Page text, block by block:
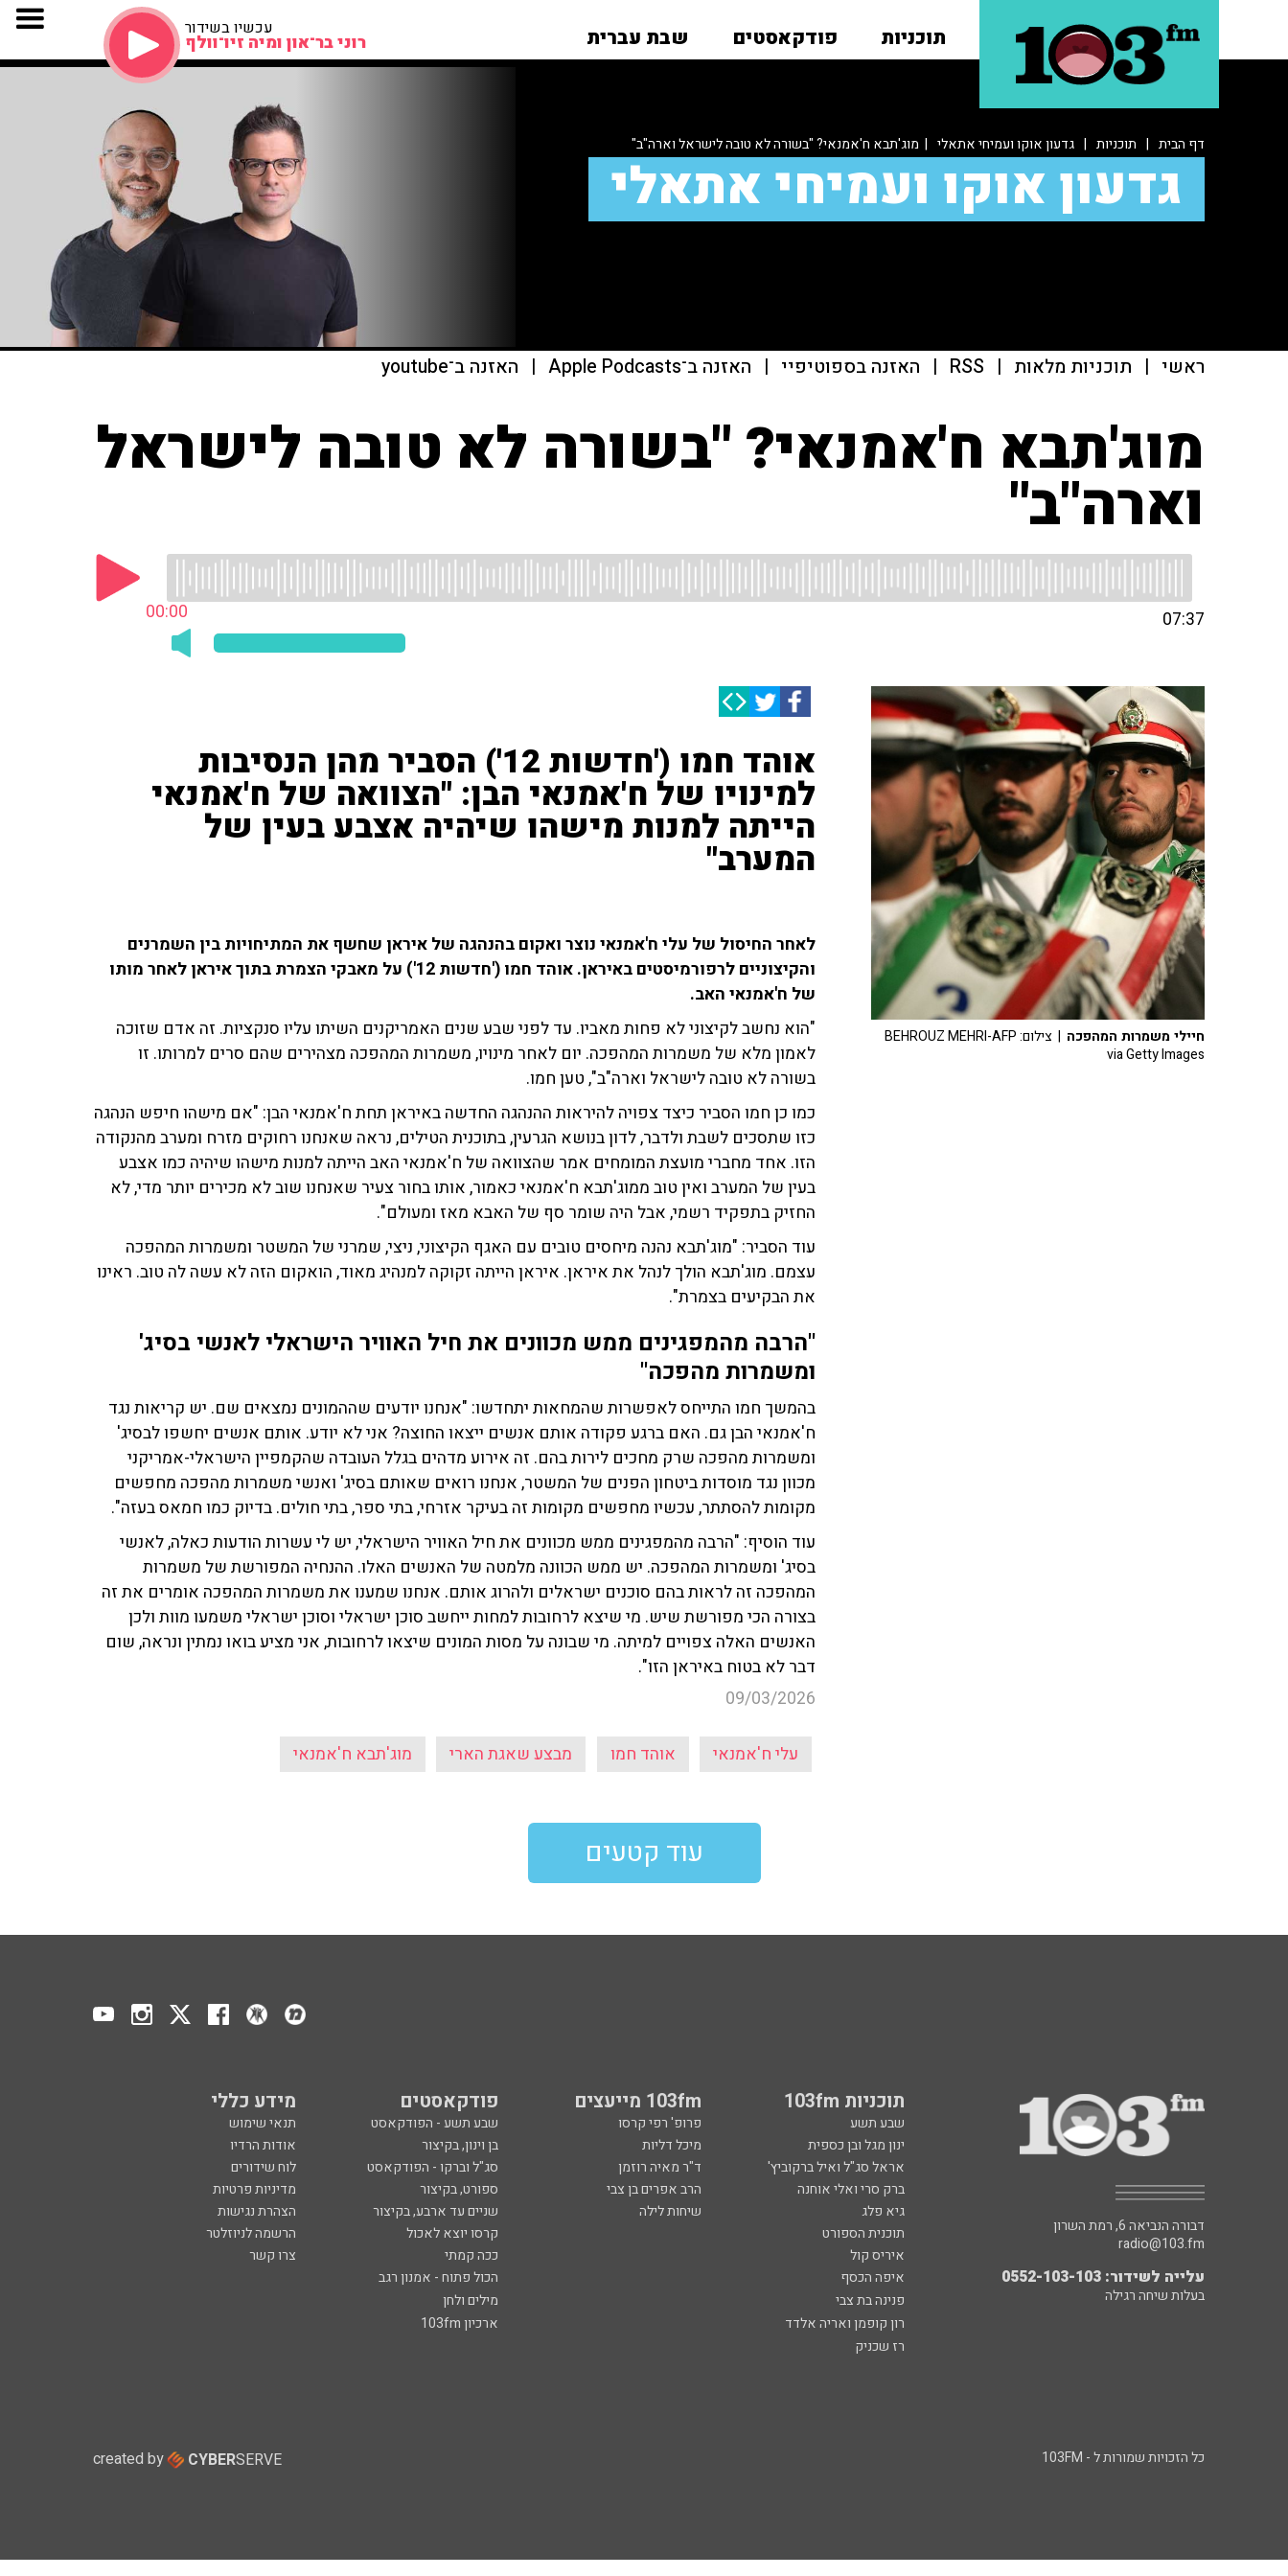
תוכניות פודקאסטים שבת עברית עכשיו בשידור
רוני בר־און ומיה זיו־וולף
דף הבית | תוכניות | גדעון אוקו ועמיחי אתאלי | מוג'תבא ח'אמנאי? "בשורה לא טובה לישראל וארה"ב"
גדעון אוקו ועמיחי אתאלי
ראשי | תוכניות מלאות |
RSS
| האזנה בספוטיפיי | האזנה ב־Apple Podcasts | האזנה ב־youtube
מוג'תבא ח'אמנאי? "בשורה לא טובה לישראל
וארה"ב"
00:00 07:37
אוהד חמו ('חדשות 12') הסביר מהן הנסיבות
למינויו של ח'אמנאי הבן: "הצוואה של ח'אמנאי
הייתה למנות מישהו שיהיה אצבע בעין של
המערב"
לאחר החיסול של עלי ח'אמנאי נוצר ואקום בהנהגה של איראן שחשף את המתיחויות בין השמרנים
והקיצוניים לרפורמיסטים באיראן. אוהד חמו ('חדשות 12') על מאבקי הצמרת בתוך איראן לאחר מותו
של ח'אמנאי האב.
"הוא נחשב לקיצוני לא פחות מאביו. עד לפני שבע שנים האמריקנים השיתו עליו סנקציות. זה אדם שזוכה
לאמון מלא של משמרות המהפכה. יום לאחר מינויו, משמרות המהפכה מצהירים שהם סרים למרותו. זו
בשורה לא טובה לישראל וארה"ב", טען חמו.
כמו כן חמו הסביר כיצד צפויה להיראות ההנהגה החדשה באיראן תחת ח'אמנאי הבן: "אם מישהו חיפש הנהגה
כזו שתסכים לשבת ולדבר, לדון בנושא הגרעין, בתוכנית הטילים, נראה שאנחנו רחוקים מזרח ומערב מהנקודה
הזו. אחד מחברי מועצת המומחים אמר שהצוואה של ח'אמנאי האב הייתה למנות מישהו שיהיה כמו אצבע
בעין של המערב ואין טוב ממוג'תבא ח'אמנאי כאמור, אותו בחור צעיר שאנחנו שוב לא מכירים יותר מדי, לא
החזיק בתפקיד רשמי, אבל היה שומר סף של האבא מאז ומעולם".
עוד הסביר: "מוג'תבא נהנה מיחסים טובים עם האגף הקיצוני, ניצי, שמרני של המשטר ומשמרות המהפכה
עצמם. מוג'תבא הולך לנהל את איראן. איראן הייתה זקוקה למנהיג מאוד, הואקום הזה לא עשה לה טוב. ראינו
את הבקיעים בצמרת".
"הרבה מהמפגינים ממש מכוונים את חיל האוויר הישראלי לאנשי בסיג'
ומשמרות מהפכה"
בהמשך חמו התייחס לאפשרות שהמחאות יתחדשו: "אנחנו יודעים שההמונים נמצאים שם. יש קריאות נגד
ח'אמנאי הבן גם. האם ברגע פקודה אותם אנשים ייצאו החוצה? אני לא יודע. אותם אנשים יחשפו לבסיג'
ומשמרות מהפכה שרק מחכים לירות בהם. זה אירוע מדהים בגלל העובדה שהקמפיין הישראלי-אמריקני
מכוון נגד מוסדות ביטחון הפנים של המשטר, אנחנו רואים שאותם בסיג' ואנשי משמרות מהפכה מחפשים
מקומות להסתתר, עכשיו מחפשים מקומות זה בעיקר אזרחי, בתי ספר, בתי חולים. בדיוק כמו חמאס בעזה".
עוד הוסיף: "הרבה מהמפגינים ממש מכוונים את חיל האוויר הישראלי, יש לי עשרות הודעות כאלה, לאנשי
בסיג' ומשמרות המהפכה. יש ממש הכוונה מלמטה של האנשים האלו. ההנחיה המפורשת של משמרות
המהפכה זה לראות בהם סוכנים ישראלים ולהרוג אותם. אנחנו שמענו את משמרות המהפכה אומרים את זה
בצורה הכי מפורשת שיש. מי שיצא לרחובות למחות ייחשב סוכן ישראלי וסוכן ישראלי משמעו מוות ולכן
האנשים האלה צפויים למיתה. מי שבונה על מסות המונים שיצאו לרחובות, אני מציע בואו נמתין ונראה, שום
דבר לא בטוח באיראן הזו".
09/03/2026
עלי ח'אמנאי אוהד חמו מבצע שאגת הארי מוג'תבא ח'אמנאי
חיילי משמרות המהפכה
| צילום: BEHROUZ MEHRI-AFP
via Getty Images
עוד קטעים
תוכניות 103fm 103fm מייעצים פודקאסטים מידע כללי
שבע תשע פרופ' רפי קרסו שבע תשע - הפודקאסט
תנאי שימוש
ינון מגל ובן כספית
מיכל דליות בן וינון, בקיצור
אודות הרדיו
אראל סג"ל ואיל ברקוביץ'
ד"ר מאיה רוזמן סג"ל וברקו - הפודקאסט
לוח שידורים
ברק סרי ואלי אוחנה
הרב אפרים בן צבי ספורט, בקיצור
מדיניות פרטיות
גיא פלג
שיחות לילה שניים עד ארבע, בקיצור
הצהרת נגישות
תוכנית הספורט
קרסו יוצא לאכול
הרשמה לניוזלטר
איריס קול
ככה קמתי
צרו קשר
איפה הכסף
הכול פתוח - אמנון רגב
פנינה בת צבי
מילים ולחן
רון קופמן ואריה אלדד
ארכיון 103fm
רז שכניק
דבורה הנביאה 6, רמת השרון
radio@103.fm
עלייה לשידור: 0552-103-103
בעלות שיחה רגילה
כל הזכויות שמורות ל - 103FM created by CYBERSERVE